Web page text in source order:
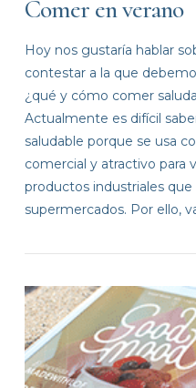
Comer en verano
Hoy nos gustaría hablar
contestar a la que
¿qué y cómo comer
Actualmente es difícil
saludable porque se usa
comercial y atractivo para
productos industriales
supermercados. Por ello,